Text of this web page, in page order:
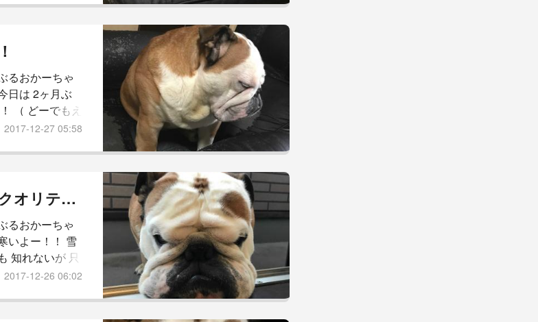
ら 同級生の か
は 参りまし
レポ。 【 お
先ずは ボクに
るおかーちゃ
日は 2ヶ月ぶ
（ どーでもえ
ﾋｮ 本来なら も
ちゃん もっさ
さっぱり やっ
それでは 参り
2017-12-27 05:58
動き出しそうな クオリティ！！
るおかーちゃ
いよー！！ 雪
知れないが 只
ゃん的に 無理
ーカに 出たら
2017-12-26 06:02